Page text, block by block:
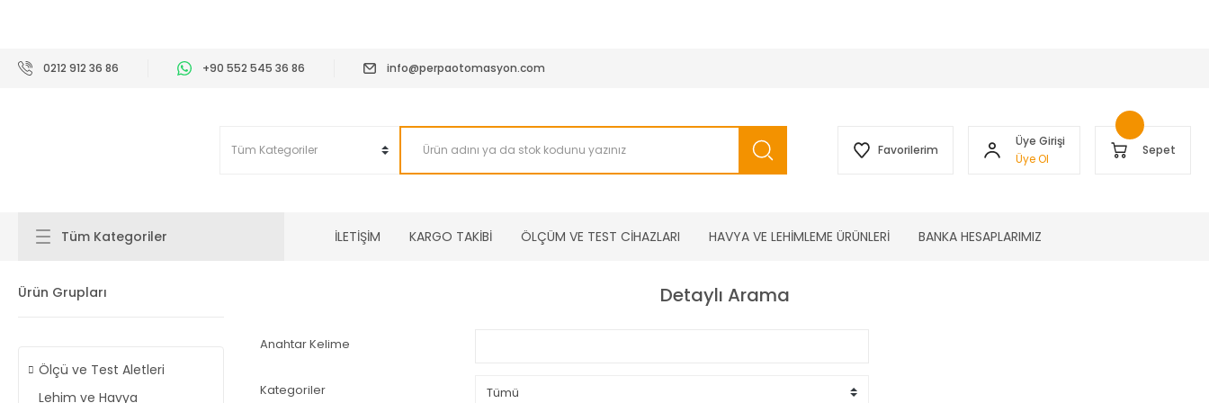
0212 912 36 86 +90 552 545 36 86 info@perpaotomasyon.com
Favorilerim
Üye Girişi
Üye Ol
Sepet
Tüm Kategoriler İLETİŞİM KARGO TAKİBİ ÖLÇÜM VE TEST CİHAZLARI HAVYA VE LEHİMLEME ÜRÜNLERİ BANKA HESAPLARIMIZ
Ürün Grupları
Ölçü ve Test Aletleri
Lehim ve Havya
Detaylı Arama
Anahtar Kelime
Kategoriler